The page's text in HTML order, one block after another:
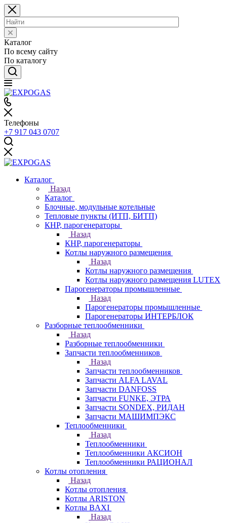
Каталог
По всему сайту
По каталогу
Телефоны
+7 917 043 0707
Каталог
Назад
Каталог
Блочные, модульные котельные
Тепловые пункты (ИТП, БИТП)
КНР, парогенераторы
Назад
КНР, парогенераторы
Котлы наружного размещения
Назад
Котлы наружного размещения
Котлы наружного размещения LUTEX
Парогенераторы промышленные
Назад
Парогенераторы промышленные
Парогенераторы ИНТЕРБЛОК
Разборные теплообменники
Назад
Разборные теплообменники
Запчасти теплообменников
Назад
Запчасти теплообменников
Запчасти ALFA LAVAL
Запчасти DANFOSS
Запчасти FUNKE, ЭТРА
Запчасти SONDEX, РИДАН
Запчасти МАШИМПЭКС
Теплообменники
Назад
Теплообменники
Теплообменники АКСИОН
Теплообменники РАЦИОНАЛ
Котлы отопления
Назад
Котлы отопления
Котлы ARISTON
Котлы BAXI
Назад